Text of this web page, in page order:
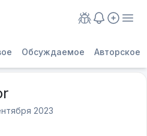
Обсуждаемое Авторское
2023